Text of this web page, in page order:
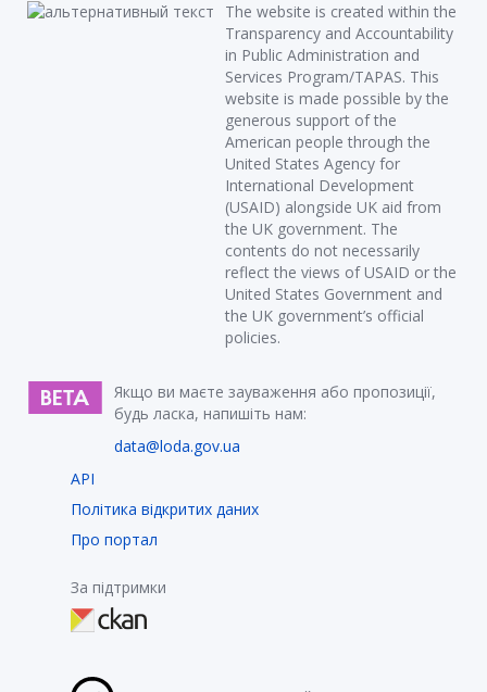
The website is created within the
Transparency and Accountability
in Public Administration and
Services Program/TAPAS. This
website is made possible by the
generous support of the
American people through the
United States Agency for
International Development
(USAID) alongside UK aid from
the UK government. The
contents do not necessarily
reflect the views of USAID or the
United States Government and
the UK government’s official
policies.
Якщо ви маєте зауваження або пропозиції,
будь ласка, напишіть нам:
data@loda.gov.ua
API
Політика відкритих даних
Про портал
За підтримки